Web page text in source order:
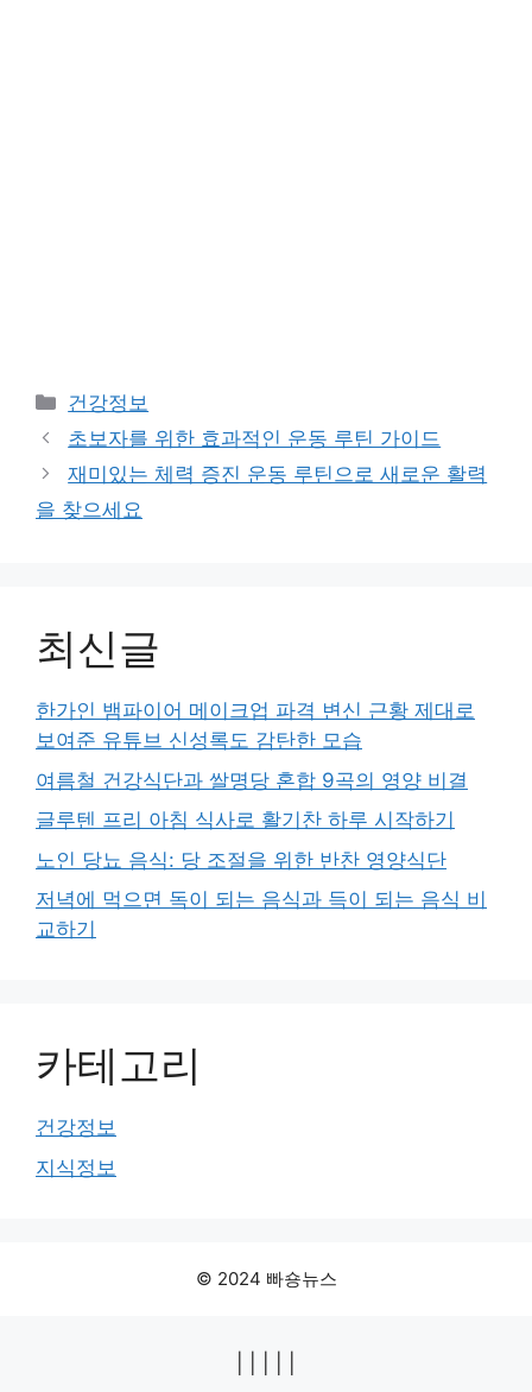
Categories
건강정보
초보자를 위한 효과적인 운동 루틴 가이드
재미있는 체력 증진 운동 루틴으로 새로운 활력
을 찾으세요
최신글
한가인 뱀파이어 메이크업 파격 변신 근황 제대로
보여준 유튜브 신성록도 감탄한 모습
여름철 건강식단과 쌀명당 혼합 9곡의 영양 비결
글루텐 프리 아침 식사로 활기찬 하루 시작하기
노인 당뇨 음식: 당 조절을 위한 반찬 영양식단
저녁에 먹으면 독이 되는 음식과 득이 되는 음식 비
교하기
카테고리
건강정보
지식정보
© 2024 빠숑뉴스